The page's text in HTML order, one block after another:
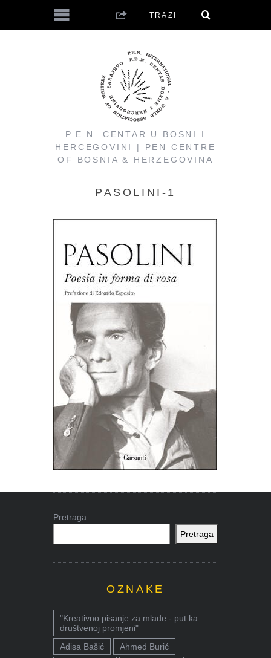
P.E.N. CENTAR U BOSNI I
HERCEGOVINI | PEN CENTRE
OF BOSNIA & HERZEGOVINA
PASOLINI-1
Pretraga
Pretraga
OZNAKE
"Kreativno pisanje za mlade - put ka
društvenoj promjeni"
Adisa Bašić
Ahmed Burić